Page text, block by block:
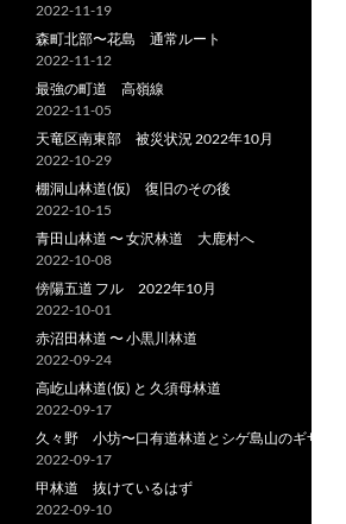
2022-11-19
森町北部〜花島 通常ルート
2022-11-12
最強の町道 高嶺線
2022-11-05
天竜区南東部 被災状況 2022年10月
2022-10-29
棚洞山林道(仮) 復旧のその後
2022-10-15
青田山林道 〜 女沢林道 大鹿村へ
2022-10-08
傍陽五道 フル 2022年10月
2022-10-01
赤沼田林道 〜 小黒川林道
2022-09-24
高屹山林道(仮) と 久須母林道
2022-09-17
久々野 小坊〜口有道林道とシゲ島山のギザ
2022-09-17
甲林道 抜けているはず
2022-09-10